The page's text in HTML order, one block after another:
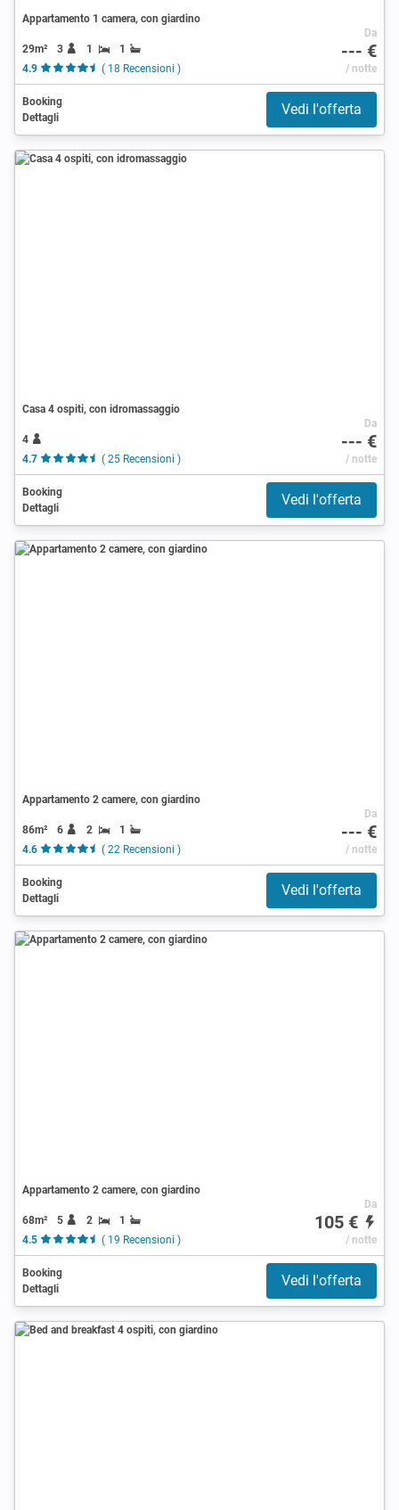
Appartamento 1 camera, con giardino
29m² 3 1
1
4.9
( 18 Recensioni )
Da
--- €
/ notte
Booking
Dettagli
Vedi l'offerta
Casa 4 ospiti, con idromassaggio
4
4.7
( 25 Recensioni )
Da
--- €
/ notte
Booking
Dettagli
Vedi l'offerta
Appartamento 2 camere, con giardino
86m² 6 2
1
4.6
( 22 Recensioni )
Da
--- €
/ notte
Booking
Dettagli
Vedi l'offerta
Appartamento 2 camere, con giardino
68m² 5 2
1
4.5
( 19 Recensioni )
Da
105 €
/ notte
Booking
Dettagli
Vedi l'offerta